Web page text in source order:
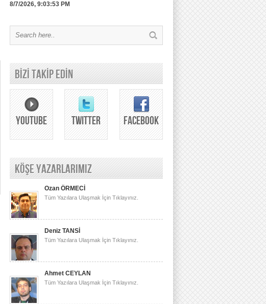
8/7/2026, 9:03:53 PM
BİZİ TAKİP EDİN
YOUTUBE TWITTER FACEBOOK
KÖŞE YAZARLARIMIZ
Ozan ÖRMECİ
Tüm Yazılara Ulaşmak İçin Tıklayınız.
Deniz TANSİ
Tüm Yazılara Ulaşmak İçin Tıklayınız.
Ahmet CEYLAN
Tüm Yazılara Ulaşmak İçin Tıklayınız.